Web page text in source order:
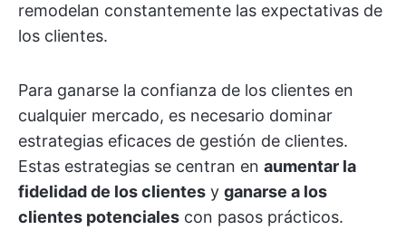
remodelan constantemente las expectativas de
los clientes.
Para ganarse la confianza de los clientes en
cualquier mercado, es necesario dominar
estrategias eficaces de gestión de clientes.
Estas estrategias se centran en aumentar la
fidelidad de los clientes y ganarse a los
clientes potenciales con pasos prácticos.